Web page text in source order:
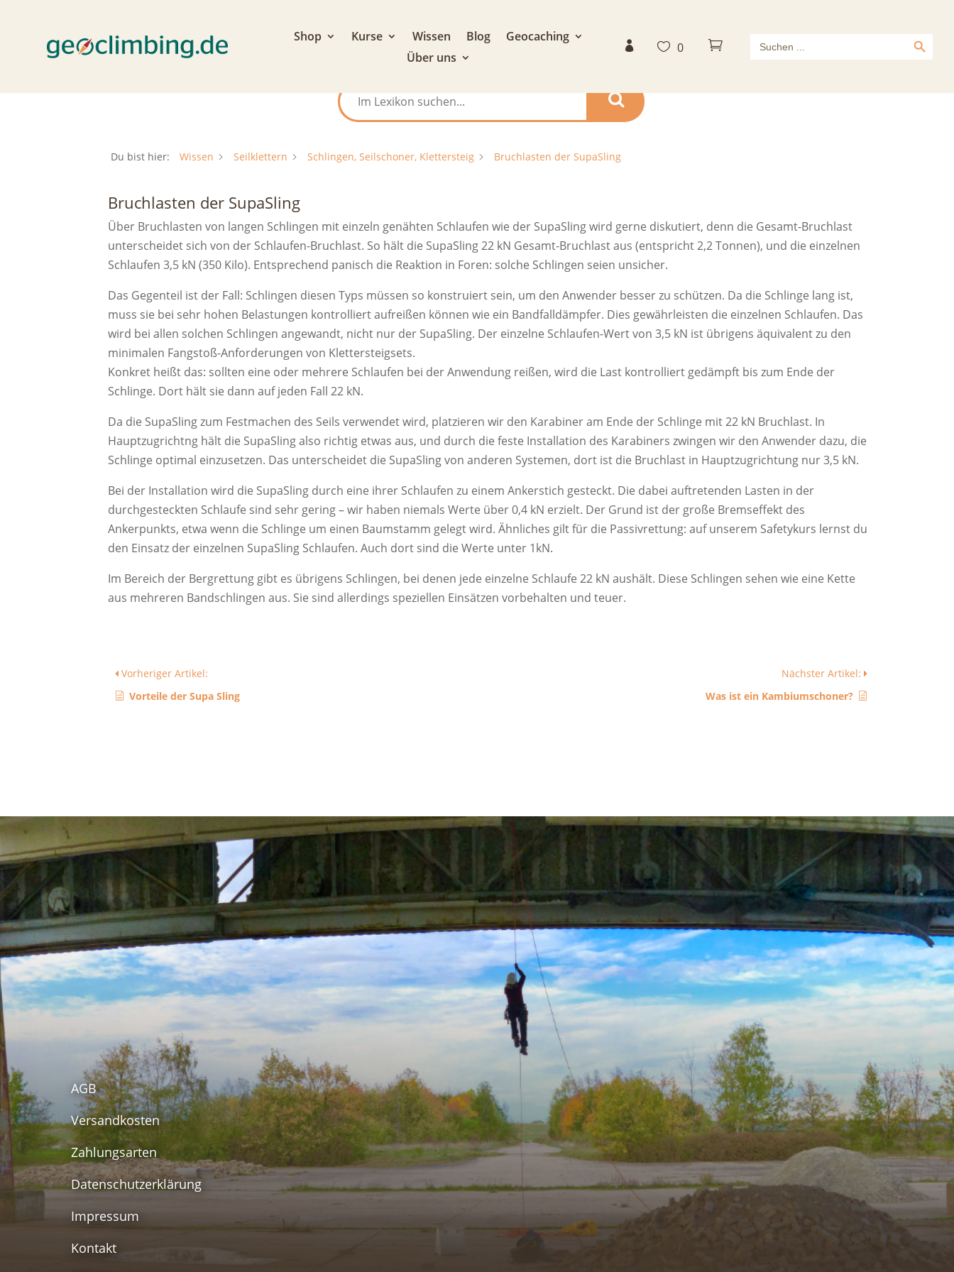
Shop Kurse Wissen Blog
Geocaching
Über uns
  0  Search
for:
Search Button
Du bist hier: Wissen Seilklettern Schlingen, Seilschoner, Klettersteig Bruchlasten der SupaSling
Bruchlasten der SupaSling
Über Bruchlasten von langen Schlingen mit einzeln genähten Schlaufen wie der SupaSling wird gerne diskutiert, denn die Gesamt-Bruchlast
unterscheidet sich von der Schlaufen-Bruchlast. So hält die SupaSling 22 kN Gesamt-Bruchlast aus (entspricht 2,2 Tonnen), und die einzelnen
Schlaufen 3,5 kN (350 Kilo). Entsprechend panisch die Reaktion in Foren: solche Schlingen seien unsicher.
Das Gegenteil ist der Fall: Schlingen diesen Typs müssen so konstruiert sein, um den Anwender besser zu schützen. Da die Schlinge lang ist,
muss sie bei sehr hohen Belastungen kontrolliert aufreißen können wie ein Bandfalldämpfer. Dies gewährleisten die einzelnen Schlaufen. Das
wird bei allen solchen Schlingen angewandt, nicht nur der SupaSling. Der einzelne Schlaufen-Wert von 3,5 kN ist übrigens äquivalent zu den
minimalen Fangstoß-Anforderungen von Klettersteigsets.
Konkret heißt das: sollten eine oder mehrere Schlaufen bei der Anwendung reißen, wird die Last kontrolliert gedämpft bis zum Ende der
Schlinge. Dort hält sie dann auf jeden Fall 22 kN.
Da die SupaSling zum Festmachen des Seils verwendet wird, platzieren wir den Karabiner am Ende der Schlinge mit 22 kN Bruchlast. In
Hauptzugrichtng hält die SupaSling also richtig etwas aus, und durch die feste Installation des Karabiners zwingen wir den Anwender dazu, die
Schlinge optimal einzusetzen. Das unterscheidet die SupaSling von anderen Systemen, dort ist die Bruchlast in Hauptzugrichtung nur 3,5 kN.
Bei der Installation wird die SupaSling durch eine ihrer Schlaufen zu einem Ankerstich gesteckt. Die dabei auftretenden Lasten in der
durchgesteckten Schlaufe sind sehr gering – wir haben niemals Werte über 0,4 kN erzielt. Der Grund ist der große Bremseffekt des
Ankerpunkts, etwa wenn die Schlinge um einen Baumstamm gelegt wird. Ähnliches gilt für die Passivrettung: auf unserem Safetykurs lernst du
den Einsatz der einzelnen SupaSling Schlaufen. Auch dort sind die Werte unter 1kN.
Im Bereich der Bergrettung gibt es übrigens Schlingen, bei denen jede einzelne Schlaufe 22 kN aushält. Diese Schlingen sehen wie eine Kette
aus mehreren Bandschlingen aus. Sie sind allerdings speziellen Einsätzen vorbehalten und teuer.
Vorheriger Artikel:
Vorteile der Supa Sling
Nächster Artikel:
Was ist ein Kambiumschoner?
AGB
Versandkosten
Zahlungsarten
Datenschutzerklärung
Impressum
Kontakt